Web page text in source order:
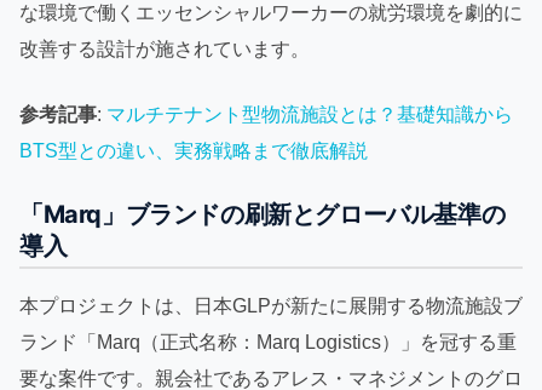
な環境で働くエッセンシャルワーカーの就労環境を劇的に
改善する設計が施されています。
参考記事: マルチテナント型物流施設とは？基礎知識から
BTS型との違い、実務戦略まで徹底解説
「Marq」ブランドの刷新とグローバル基準の
導入
本プロジェクトは、日本GLPが新たに展開する物流施設ブ
ランド「Marq（正式名称：Marq Logistics）」を冠する重
要な案件です。親会社であるアレス・マネジメントのグロ